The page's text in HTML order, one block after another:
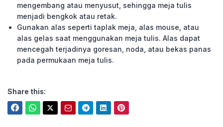
mengembang atau menyusut, sehingga meja tulis
menjadi bengkok atau retak.
Gunakan alas seperti taplak meja, alas mouse, atau
alas gelas saat menggunakan meja tulis. Alas dapat
mencegah terjadinya goresan, noda, atau bekas panas
pada permukaan meja tulis.
Share this: